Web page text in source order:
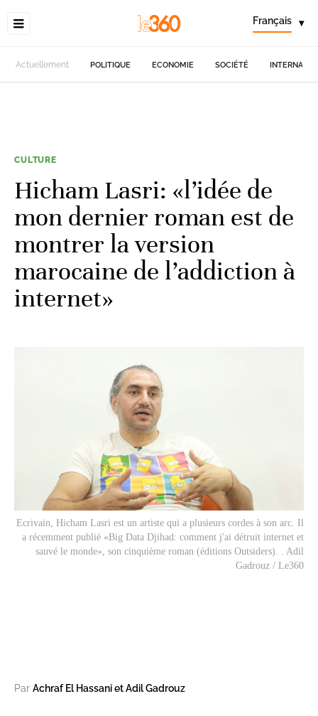
Français ▾
Actuellement POLITIQUE ECONOMIE SOCIÉTÉ
CULTURE
Hicham Lasri: «l’idée de
mon dernier roman est de
montrer la version
marocaine de l’addiction à
internet»
Ecrivain, Hicham Lasri est un artiste qui a plusieurs cordes à son arc. Il
a récemment publié «Big Data Djihad: comment j'ai détruit internet et
sauvé le monde», son cinquième roman (éditions Outsiders). . Adil
Gadrouz / Le360
Par Achraf El Hassani et Adil Gadrouz